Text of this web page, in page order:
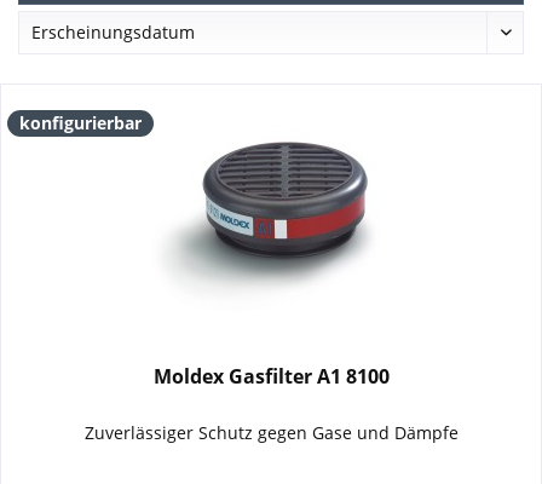
konfigurierbar
Moldex Gasfilter A1 8100
Zuverlässiger Schutz gegen Gase und Dämpfe